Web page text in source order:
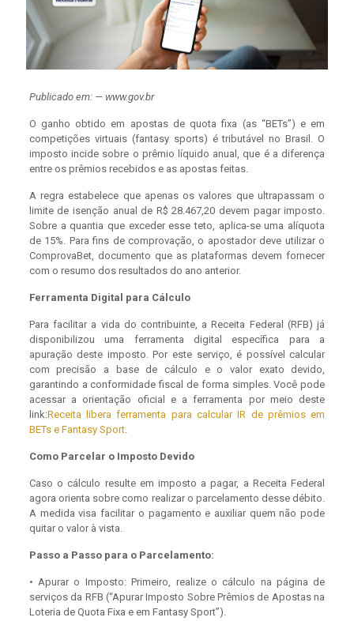
Publicado em: — www.gov.br
O ganho obtido em apostas de quota fixa (as “BETs”) e em
competições virtuais (fantasy sports) é tributável no Brasil. O
imposto incide sobre o prêmio líquido anual, que é a diferença
entre os prêmios recebidos e as apostas feitas.
A regra estabelece que apenas os valores que ultrapassam o
limite de isenção anual de R$ 28.467,20 devem pagar imposto.
Sobre a quantia que exceder esse teto, aplica-se uma alíquota
de 15%. Para fins de comprovação, o apostador deve utilizar o
ComprovaBet, documento que as plataformas devem fornecer
com o resumo dos resultados do ano anterior.
Ferramenta Digital para Cálculo
Para facilitar a vida do contribuinte, a Receita Federal (RFB) já
disponibilizou uma ferramenta digital específica para a
apuração deste imposto. Por este serviço, é possível calcular
com precisão a base de cálculo e o valor exato devido,
garantindo a conformidade fiscal de forma simples. Você pode
acessar a orientação oficial e a ferramenta por meio deste
link:Receita libera ferramenta para calcular IR de prêmios em
BETs e Fantasy Sport.
Como Parcelar o Imposto Devido
Caso o cálculo resulte em imposto a pagar, a Receita Federal
agora orienta sobre como realizar o parcelamento desse débito.
A medida visa facilitar o pagamento e auxiliar quem não pode
quitar o valor à vista.
Passo a Passo para o Parcelamento:
• Apurar o Imposto: Primeiro, realize o cálculo na página de
serviços da RFB (“Apurar Imposto Sobre Prêmios de Apostas na
Loteria de Quota Fixa e em Fantasy Sport”).